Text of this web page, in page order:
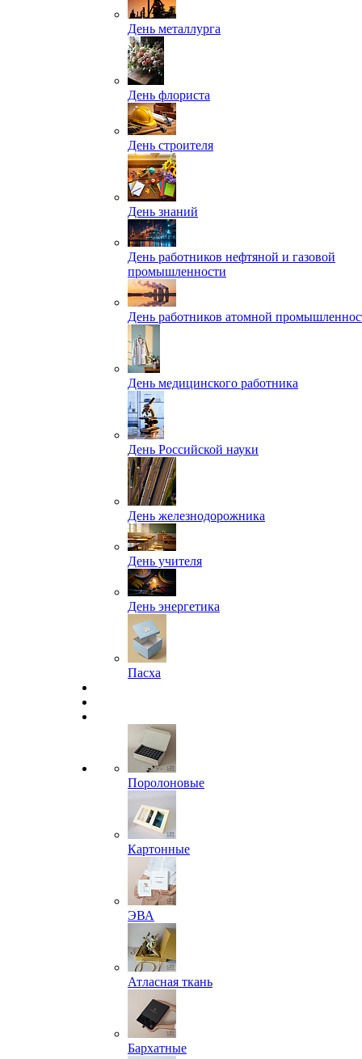
День металлурга
День флориста
День строителя
День знаний
День работников нефтяной и газовой
промышленности
День работников атомной
День медицинского работника
День Российской науки
День железнодорожника
День учителя
День энергетика
Пасха
Поролоновые
Картонные
ЭВА
Атласная ткань
Бархатные